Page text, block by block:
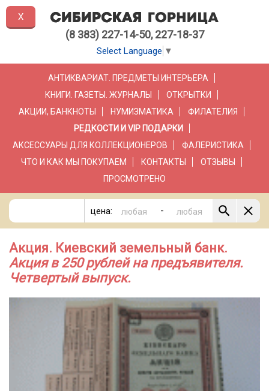
(8 383) 227-14-50, 227-18-37
Select Language ▼
АНТИКВАРИАТ. ПРЕДМЕТЫ ИНТЕРЬЕРА
КНИГИ. ГАЗЕТЫ. ЖУРНАЛЫ
ОТКРЫТКИ
АКЦИИ, БАНКНОТЫ
НУМИЗМАТИКА
ФИЛАТЕЛИЯ
РЕДКОСТИ И VIP ПОДАРКИ
АКСЕССУАРЫ ДЛЯ КОЛЛЕКЦИОНЕРОВ
ФАЛЕРИСТИКА
ЧТО И КАК МЫ ПОКУПАЕМ
КОНТАКТЫ
ОТЗЫВЫ
ПРОСМОТРЕНО
цена: -
Акция. Киевский земельный банк.
Акция в 250 рублей на предъявителя.
Четвертый выпуск.
X